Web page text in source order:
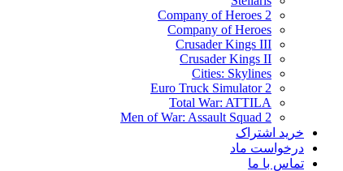
Company of Heroes 2
Company of Heroes
Crusader Kings III
Crusader Kings II
Cities: Skylines
Euro Truck Simulator 2
Total War: ATTILA
Men of War: Assault Squad 2
خرید اشتراک
درخواست ماد
تماس با ما